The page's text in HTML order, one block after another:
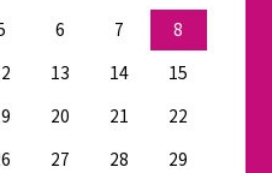
6 7
8
13 14
15
20 21
22
27 28
29